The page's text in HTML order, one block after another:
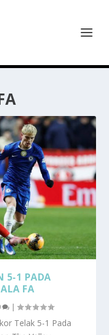
5-1 PADA
FA
|
Telak 5-1 Pada